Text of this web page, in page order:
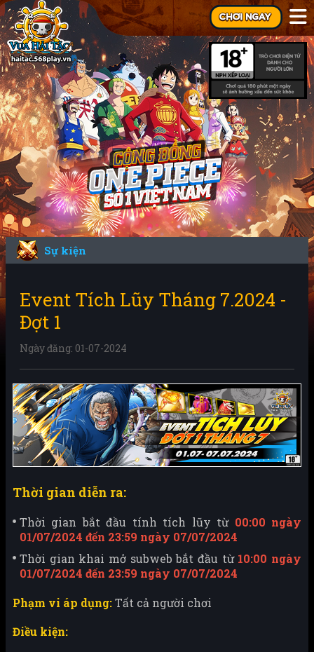
Sự kiện
Event Tích Lũy Tháng 7.2024 -
Đợt 1
Ngày đăng: 01-07-2024
Thời gian diễn ra:
Thời gian bắt đầu tính tích lũy từ 00:00 ngày
01/07/2024 đến 23:59 ngày 07/07/2024
Thời gian khai mở subweb bắt đầu từ 10:00 ngày
01/07/2024 đến 23:59 ngày 07/07/2024
Phạm vi áp dụng:Tất cả người chơi
Điều kiện: